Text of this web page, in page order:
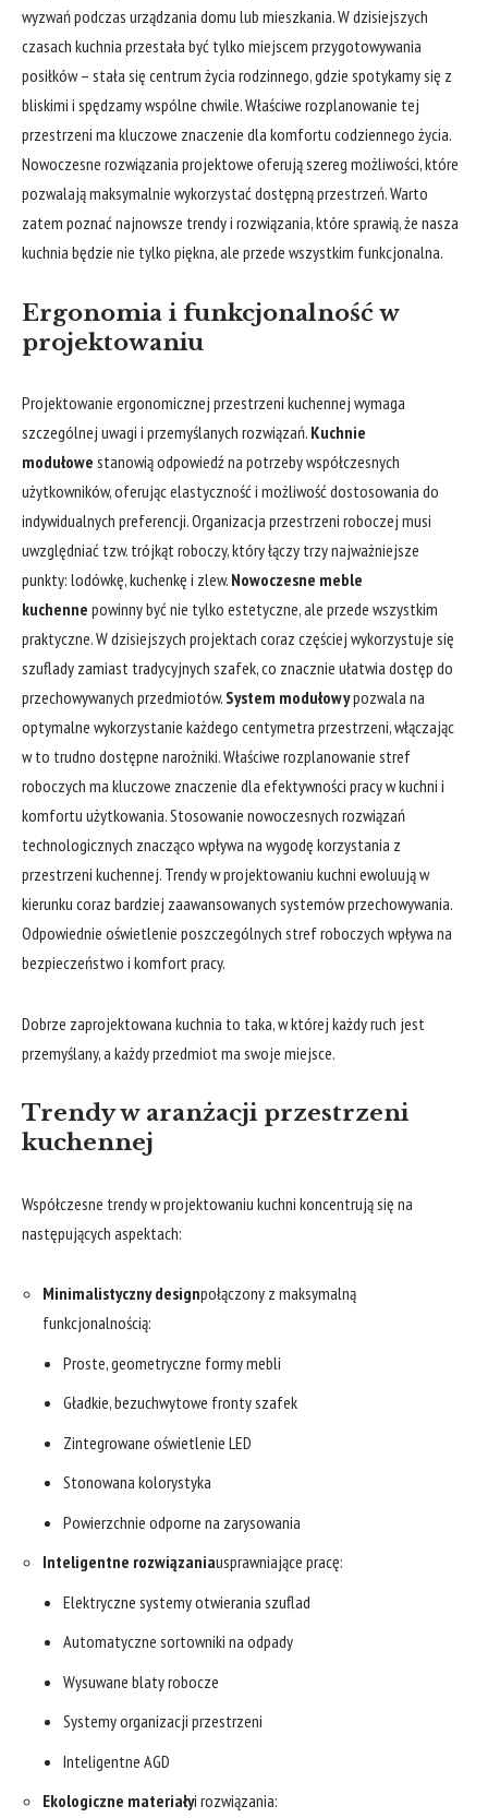
wyzwań podczas urządzania domu lub mieszkania. W dzisiejszych
czasach kuchnia przestała być tylko miejscem przygotowywania
posiłków – stała się centrum życia rodzinnego, gdzie spotykamy się z
bliskimi i spędzamy wspólne chwile. Właściwe rozplanowanie tej
przestrzeni ma kluczowe znaczenie dla komfortu codziennego życia.
Nowoczesne rozwiązania projektowe oferują szereg możliwości, które
pozwalają maksymalnie wykorzystać dostępną przestrzeń. Warto
zatem poznać najnowsze trendy i rozwiązania, które sprawią, że nasza
kuchnia będzie nie tylko piękna, ale przede wszystkim funkcjonalna.
Ergonomia i funkcjonalność w
projektowaniu
Projektowanie ergonomicznej przestrzeni kuchennej wymaga
szczególnej uwagi i przemyślanych rozwiązań. Kuchnie
modułowe stanowią odpowiedź na potrzeby współczesnych
użytkowników, oferując elastyczność i możliwość dostosowania do
indywidualnych preferencji. Organizacja przestrzeni roboczej musi
uwzględniać tzw. trójkąt roboczy, który łączy trzy najważniejsze
punkty: lodówkę, kuchenkę i zlew. Nowoczesne meble
kuchenne powinny być nie tylko estetyczne, ale przede wszystkim
praktyczne. W dzisiejszych projektach coraz częściej wykorzystuje się
szuflady zamiast tradycyjnych szafek, co znacznie ułatwia dostęp do
przechowywanych przedmiotów. System modułowypozwala na
optymalne wykorzystanie każdego centymetra przestrzeni, włączając
w to trudno dostępne narożniki. Właściwe rozplanowanie stref
roboczych ma kluczowe znaczenie dla efektywności pracy w kuchni i
komfortu użytkowania. Stosowanie nowoczesnych rozwiązań
technologicznych znacząco wpływa na wygodę korzystania z
przestrzeni kuchennej. Trendy w projektowaniu kuchni ewoluują w
kierunku coraz bardziej zaawansowanych systemów przechowywania.
Odpowiednie oświetlenie poszczególnych stref roboczych wpływa na
bezpieczeństwo i komfort pracy.
Dobrze zaprojektowana kuchnia to taka, w której każdy ruch jest
przemyślany, a każdy przedmiot ma swoje miejsce.
Trendy w aranżacji przestrzeni
kuchennej
Współczesne trendy w projektowaniu kuchni koncentrują się na
następujących aspektach:
Minimalistyczny designpołączony z maksymalną
funkcjonalnością:
Proste, geometryczne formy mebli
Gładkie, bezuchwytowe fronty szafek
Zintegrowane oświetlenie LED
Stonowana kolorystyka
Powierzchnie odporne na zarysowania
Inteligentne rozwiązaniausprawniające pracę:
Elektryczne systemy otwierania szuflad
Automatyczne sortowniki na odpady
Wysuwane blaty robocze
Systemy organizacji przestrzeni
Inteligentne AGD
Ekologiczne materiałyi rozwiązania: